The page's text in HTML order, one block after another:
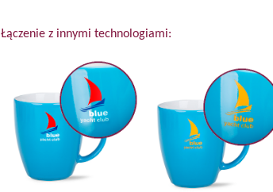
Łączenie z innymi technologiami: